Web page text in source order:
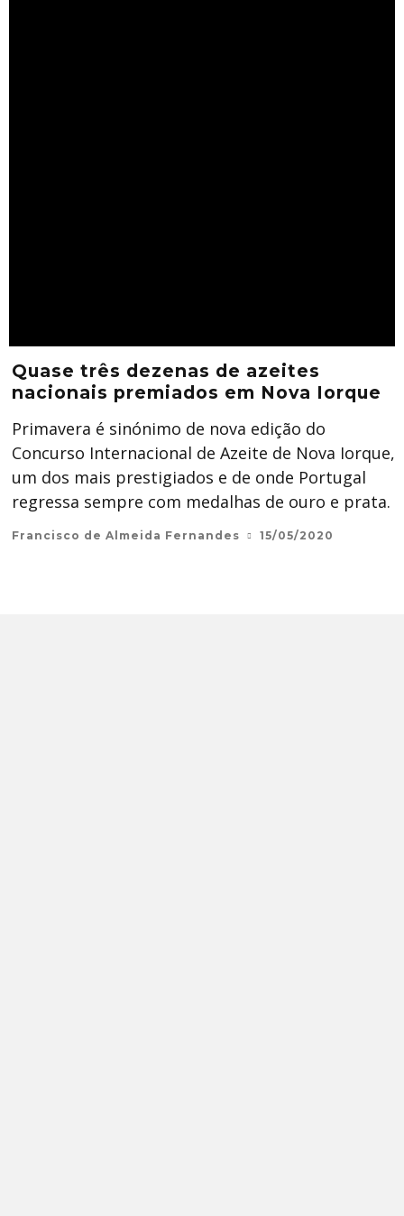
Quase três dezenas de azeites
nacionais premiados em Nova Iorque
Primavera é sinónimo de nova edição do
Concurso Internacional de Azeite de Nova Iorque,
um dos mais prestigiados e de onde Portugal
regressa sempre com medalhas de ouro e prata.
Francisco de Almeida Fernandes 15/05/2020